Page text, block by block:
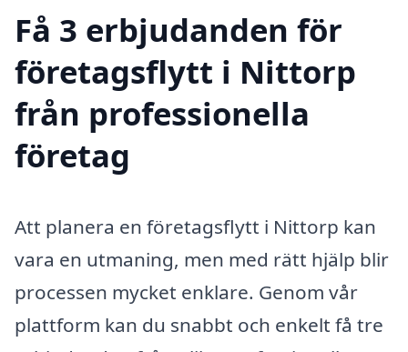
Få 3 erbjudanden för
företagsflytt i Nittorp
från professionella
företag
Att planera en företagsflytt i Nittorp kan
vara en utmaning, men med rätt hjälp blir
processen mycket enklare. Genom vår
plattform kan du snabbt och enkelt få tre